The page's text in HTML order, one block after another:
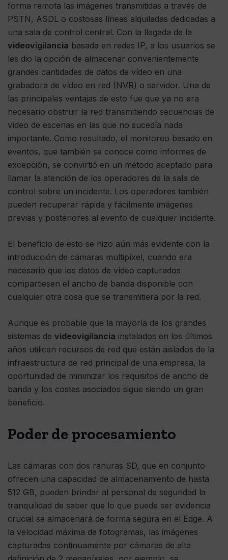
forma remota las imágenes transmitidas a través de
PSTN, ASDL o costosas líneas alquiladas dedicadas a
una sala de control central. Con la llegada de la
videovigilancia basada en redes IP, a los usuarios se
les dio la opción de almacenar convenientemente
grandes cantidades de datos de vídeo en una
grabadora de vídeo en red (NVR) o servidor. Una de
las principales ventajas de esto fue que ya no era
necesario obstruir la red transmitiendo secuencias de
vídeo de escenas en las que no sucedía nada
importante. Como resultado, el monitoreo basado en
eventos, que también se conoce como informes de
excepción, se convirtió en un método aceptado para
llamar la atención de los operadores de la sala de
control sobre un incidente. Los operadores también
pueden recuperar rápida y fácilmente imágenes
previas y posteriores al evento de cualquier incidente.
El beneficio de esto se hizo aún más evidente con la
introducción de cámaras multipíxel, cuando era
necesario que los datos de vídeo capturados
compartiesen el ancho de banda disponible con
cualquier otra cosa que se transmitiera por la red.
Aunque es probable que la mayoría de los grandes
sistemas de videovigilancia instalados en los últimos
años utilicen recursos de red que están aislados de la
infraestructura de red principal de una empresa, la
oportunidad de minimizar los requisitos de ancho de
banda y los costes asociados sigue siendo un gran
beneficio.
Poder de procesamiento
Las cámaras con dos ranuras SD, que en conjunto
ofrecen una capacidad de almacenamiento de hasta
512 GB, pueden brindar al personal de seguridad la
tranquilidad de saber que lo que puede ser evidencia
crucial se almacenará de forma segura en el Edge. A
la velocidad máxima de fotogramas, las imágenes
capturadas continuamente por cámaras de alta